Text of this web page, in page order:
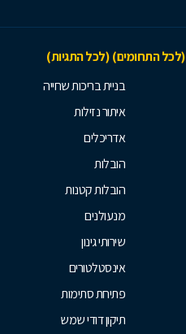
(לכל התחומים) (לכל התגיות)
בניית בריכות שחייה
איתור נזילות
אדריכלים
הובלות
הובלות קטנות
מנעולנים
שירותי גינון
אינסטלטורים
פתיחת סתימות
תיקון דודי שמש